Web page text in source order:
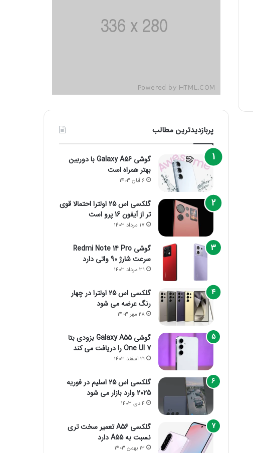
پربازدیدترین مطالب
گوشی Galaxy A56 با دوربین
بهتر همراه است
6 آبان 1403
گلکسی اس 25 اولترا احتمالا قوی
تر از آیفون 16 پرو است
17 مرداد 1403
گوشی Redmi Note 14 Pro
سرعت شارژ 90 واتی دارد
31 مرداد 1403
گلکسی اس 25 اولترا در چهار
رنگ عرضه می شود
28 مهر 1403
گوشی Galaxy A55 بزودی بتا
One UI 7 را دریافت می کند
21 اسفند 1403
گلکسی اس 25 اسلیم در فوریه
2025 وارد بازار می شود
4 دی 1403
گلکسی A56 تعمیر سخت تری
نسبت به A55 دارد
13 بهمن 1403